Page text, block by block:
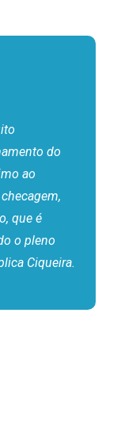
do
ao
que é
o pleno
Ciqueira.